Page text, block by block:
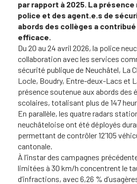
par rapport à 2025. La
police et des agent.e.s de
abords des collèges a
efficace.
Du 20 au 24 avril 2026, la police
collaboration avec les services
sécurité publique de Neuchâtel, La
Locle, Boudry, Entre-deux-Lacs et
présence soutenue aux abords des
scolaires, totalisant plus de 147
En parallèle, les quatre radars
neuchâteloise ont été déployés
permettant de contrôler 12’105
cantonale.
À l’instar des campagnes
limitées à 30 km/h concentrent le
d’infractions, avec 6,26 %